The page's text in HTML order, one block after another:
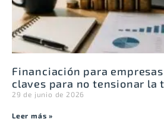
Financiación para
claves para no tensionar la
29 de junio de 2026
Leer más »